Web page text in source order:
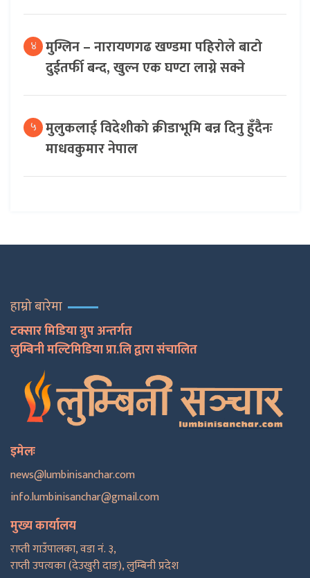
४ मुग्लिन – नारायणगढ खण्डमा पहिरोले बाटो
दुईतर्फी बन्द, खुल्न एक घण्टा लाग्ने सक्ने
५ मुलुकलाई विदेशीको क्रीडाभूमि बन्न दिनु हुँदैनः
माधवकुमार नेपाल
हाम्रो बारेमा
टक्सार मिडिया ग्रुप अन्तर्गत
लुम्बिनी मल्टिमिडिया प्रा.लि द्वारा संचालित
इमेलः
news@lumbinisanchar.com
info.lumbinisanchar@gmail.com
मुख्य कार्यालय
राप्ती गाउँपालका, वडा नं. ३,
राप्ती उपत्यका (देउखुरी दाङ), लुम्बिनी प्रदेश